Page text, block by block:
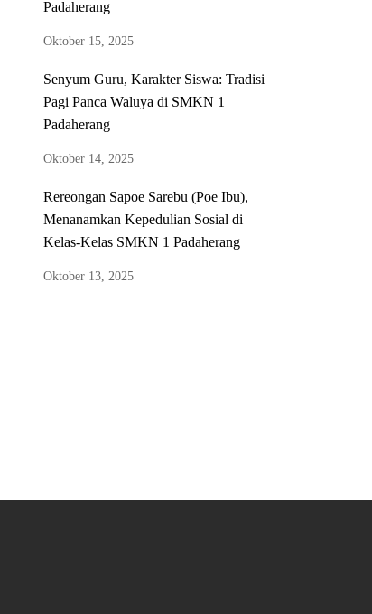
Padaherang
Oktober 15, 2025
Senyum Guru, Karakter Siswa: Tradisi
Pagi Panca Waluya di SMKN 1
Padaherang
Oktober 14, 2025
Rereongan Sapoe Sarebu (Poe Ibu),
Menanamkan Kepedulian Sosial di
Kelas-Kelas SMKN 1 Padaherang
Oktober 13, 2025